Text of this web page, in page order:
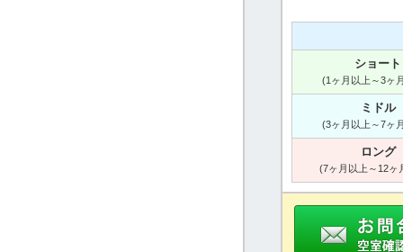
ショート
(1ヶ月以上～3ヶ
ミドル
(3ヶ月以上～7ヶ
ロング
(7ヶ月以上～12ヶ